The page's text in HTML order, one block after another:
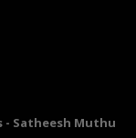
- Satheesh Muthu